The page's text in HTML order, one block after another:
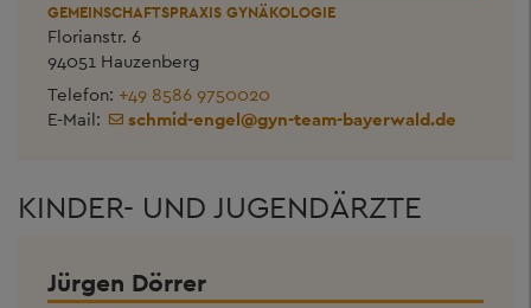
GEMEINSCHAFTSPRAXIS GYNÄKOLOGIE
Florianstr. 6
94051 Hauzenberg
Telefon: +49 8586 9750020
E-Mail:
schmid-engel@gyn-team-bayerwald.de
KINDER- UND JUGENDÄRZTE
Jürgen Dörrer